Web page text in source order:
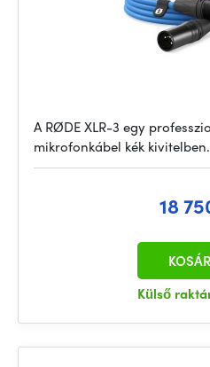
A RØDE XLR-3 egy
mikrofonkábel kék
18
Külső